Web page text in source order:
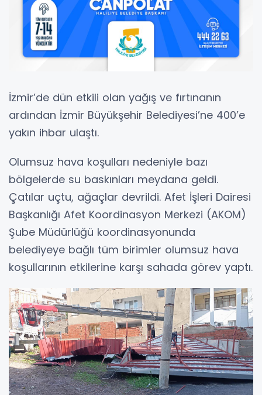
İzmir’de dün etkili olan yağış ve fırtınanın
ardından İzmir Büyükşehir Belediyesi’ne 400’e
yakın ihbar ulaştı.
Olumsuz hava koşulları nedeniyle bazı
bölgelerde su baskınları meydana geldi.
Çatılar uçtu, ağaçlar devrildi. Afet İşleri Dairesi
Başkanlığı Afet Koordinasyon Merkezi (AKOM)
Şube Müdürlüğü koordinasyonunda
belediyeye bağlı tüm birimler olumsuz hava
koşullarının etkilerine karşı sahada görev yaptı.